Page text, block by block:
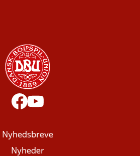
Nyhedsbreve
Nyheder